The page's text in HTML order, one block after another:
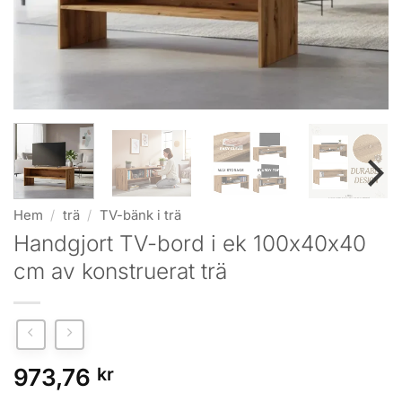
Hem / trä / TV-bänk i trä
Handgjort TV-bord i ek 100x40x40
cm av konstruerat trä
973,76 kr